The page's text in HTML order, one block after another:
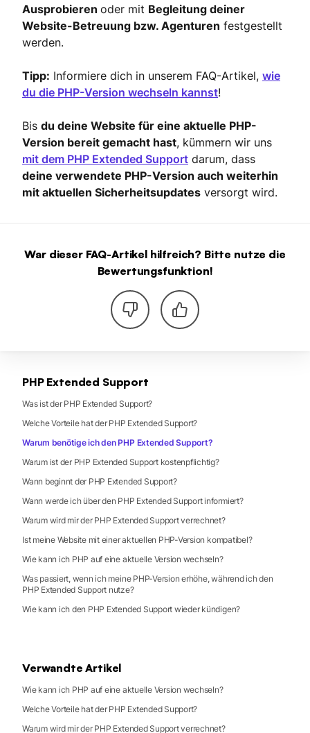
Ausprobieren oder mit Begleitung deiner
Website-Betreuung bzw. Agenturen festgestellt
werden.
Tipp: Informiere dich in unserem FAQ-Artikel, wie
du die PHP-Version wechseln kannst!
Bis du deine Website für eine aktuelle PHP-
Version bereit gemacht hast, kümmern wir uns
mit dem PHP Extended Support darum, dass
deine verwendete PHP-Version auch weiterhin
mit aktuellen Sicherheitsupdates versorgt wird.
War dieser FAQ-Artikel hilfreich? Bitte nutze die
Bewertungsfunktion!
PHP Extended Support
Was ist der PHP Extended Support?
Welche Vorteile hat der PHP Extended Support?
Warum benötige ich den PHP Extended Support?
Warum ist der PHP Extended Support kostenpflichtig?
Wann beginnt der PHP Extended Support?
Wann werde ich über den PHP Extended Support informiert?
Warum wird mir der PHP Extended Support verrechnet?
Ist meine Website mit einer aktuellen PHP-Version kompatibel?
Wie kann ich PHP auf eine aktuelle Version wechseln?
Was passiert, wenn ich meine PHP-Version erhöhe, während ich den
PHP Extended Support nutze?
Wie kann ich den PHP Extended Support wieder kündigen?
Verwandte Artikel
Wie kann ich PHP auf eine aktuelle Version wechseln?
Welche Vorteile hat der PHP Extended Support?
Warum wird mir der PHP Extended Support verrechnet?